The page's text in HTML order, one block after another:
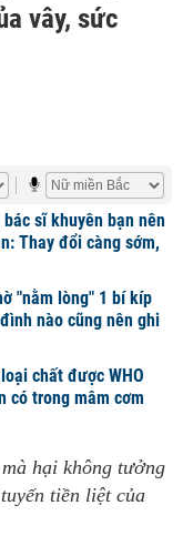
vây, sức
sĩ khuyên bạn nên
Thay đổi càng sớm,
"nằm lòng" 1 bí kíp
nào cũng nên ghi
chất được WHO
có trong mâm cơm
hại không tưởng
tiền liệt của